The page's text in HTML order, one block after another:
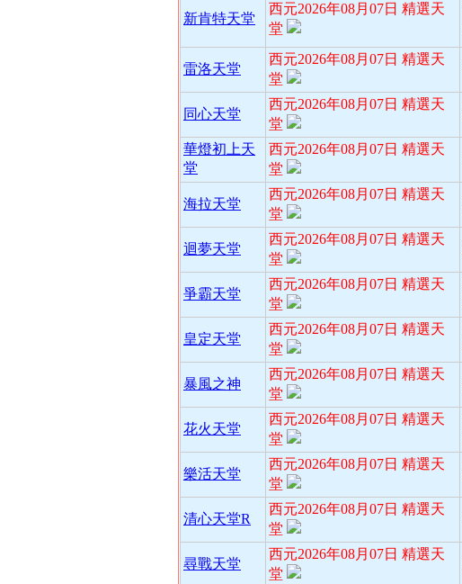
新肯特天堂
西元2026年08月07日 精選天
堂
雷洛天堂
西元2026年08月07日 精選天
堂
同心天堂
西元2026年08月07日 精選天
堂
華燈初上天
堂
西元2026年08月07日 精選天
堂
海拉天堂
西元2026年08月07日 精選天
堂
迴夢天堂
西元2026年08月07日 精選天
堂
爭霸天堂
西元2026年08月07日 精選天
堂
皇定天堂
西元2026年08月07日 精選天
堂
暴風之神
西元2026年08月07日 精選天
堂
花火天堂
西元2026年08月07日 精選天
堂
樂活天堂
西元2026年08月07日 精選天
堂
清心天堂R
西元2026年08月07日 精選天
堂
尋戰天堂
西元2026年08月07日 精選天
堂